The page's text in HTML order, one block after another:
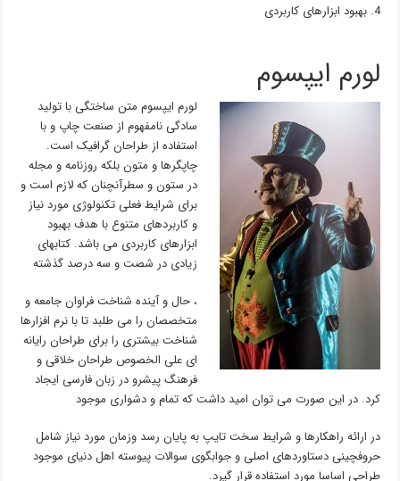
بهبود ابزارهای کاربردی
لورم ایپسوم
لورم ایپسوم متن ساختگی با تولید
سادگی نامفهوم از صنعت چاپ و با
استفاده از طراحان گرافیک است.
چاپگرها و متون بلکه روزنامه و مجله
در ستون و سطرآنچنان که لازم است و
برای شرایط فعلی تکنولوژی مورد نیاز
و کاربردهای متنوع با هدف بهبود
ابزارهای کاربردی می باشد. کتابهای
زیادی در شصت و سه درصد گذشته
، حال و آینده شناخت فراوان جامعه و
متخصصان را می طلبد تا با نرم افزارها
شناخت بیشتری را برای طراحان رایانه
ای علی الخصوص طراحان خلاقی و
فرهنگ پیشرو در زبان فارسی ایجاد
کرد. در این صورت می توان امید داشت که تمام و دشواری موجود
در ارائه راهکارها و شرایط سخت تایپ به پایان رسد وزمان مورد نیاز شامل
حروفچینی دستاوردهای اصلی و جوابگوی سوالات پیوسته اهل دنیای موجود
طراحی اساسا مورد استفاده قرار گیرد.